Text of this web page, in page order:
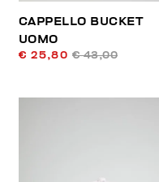
CAPPELLO BUCKET
UOMO
€ 25,80 € 43,00